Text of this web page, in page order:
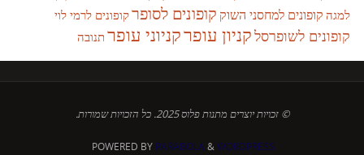
למגה קופונים למחסני השוק קופונים לסופרקופונים לרמי לוי
קופונים לשופרסלקניון עופרקניוני עופרתנובה
© זכויות יוצרים מתנות פלוס 2025. כל הזכויות שמורות.
POWERED BY PARABOLA&WORDPRESS.